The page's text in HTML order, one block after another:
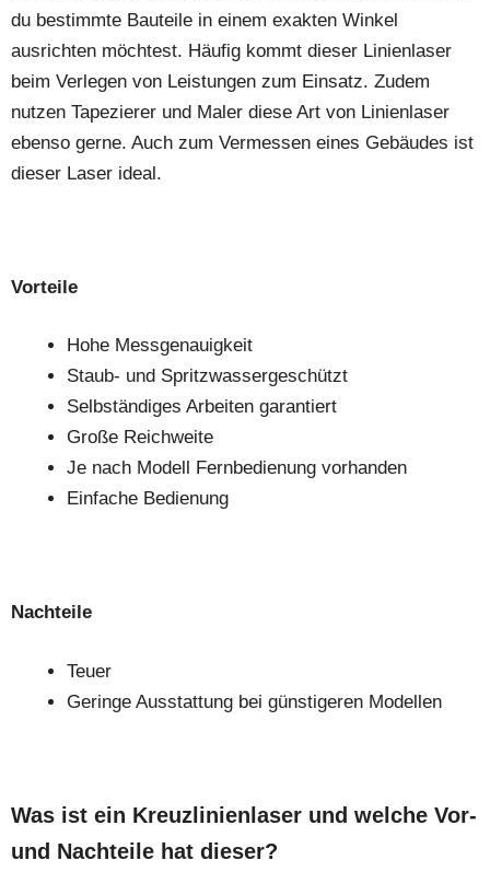
du bestimmte Bauteile in einem exakten Winkel
ausrichten möchtest. Häufig kommt dieser Linienlaser
beim Verlegen von Leistungen zum Einsatz. Zudem
nutzen Tapezierer und Maler diese Art von Linienlaser
ebenso gerne. Auch zum Vermessen eines Gebäudes ist
dieser Laser ideal.
Vorteile
Hohe Messgenauigkeit
Staub- und Spritzwassergeschützt
Selbständiges Arbeiten garantiert
Große Reichweite
Je nach Modell Fernbedienung vorhanden
Einfache Bedienung
Nachteile
Teuer
Geringe Ausstattung bei günstigeren Modellen
Was ist ein Kreuzlinienlaser und welche Vor-
und Nachteile hat dieser?